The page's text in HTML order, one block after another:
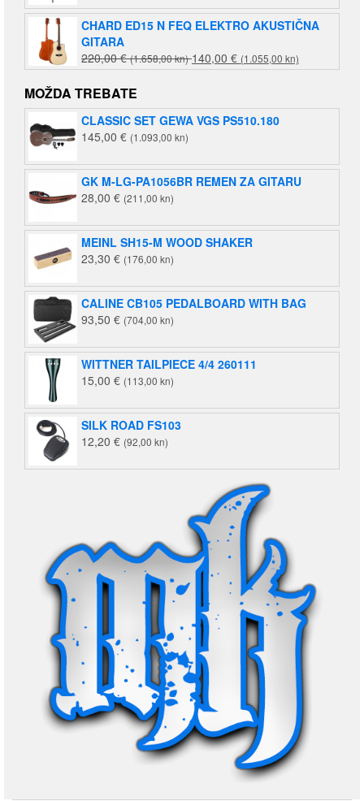
CHARD ED15 N FEQ ELEKTRO AKUSTIČNA
GITARA
220,00€ (1.658,00 kn)Izvorna
cijena
je:
220,00 €
140,00 € (1.055,00 kn)
cijena
140,00 €
MOŽDA TREBATE
CLASSIC SET GEWA VGS PS510.180
145,00 € (1.093,00 kn)
GK M-LG-PA1056BR REMEN ZA GITARU
28,00 € (211,00 kn)
MEINL SH15-M WOOD SHAKER
23,30 € (176,00 kn)
CALINE CB105 PEDALBOARD WITH BAG
93,50 € (704,00 kn)
WITTNER TAILPIECE 4/4 260111
15,00 € (113,00 kn)
SILK ROAD FS103
12,20 € (92,00 kn)